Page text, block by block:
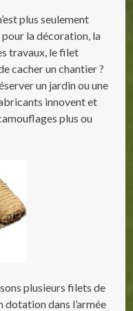
plus seulement
la décoration, la
travaux, le filet
cacher un chantier ?
un jardin ou une
innovent et
plus ou
plusieurs filets de
dans l’armée